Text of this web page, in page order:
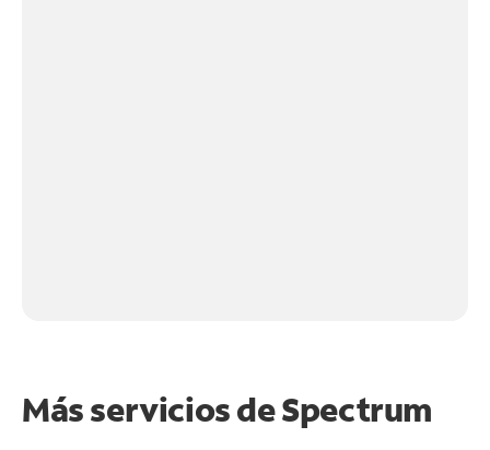
Más servicios de Spectrum